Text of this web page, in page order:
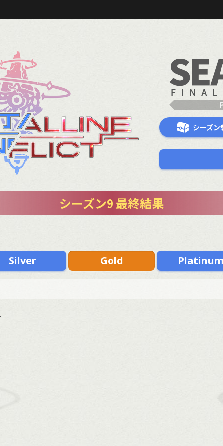
シーズン
シーズン9 最終結果
Silver Gold Platinum